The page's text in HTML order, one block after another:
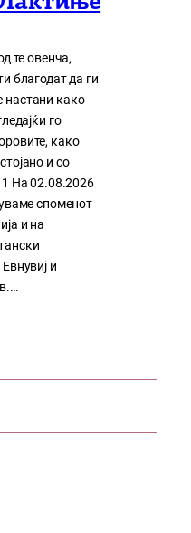
те овенча,
благодат да ги
настани како
го
како
и со
1 На 02.08.2026
споменот
и на
и